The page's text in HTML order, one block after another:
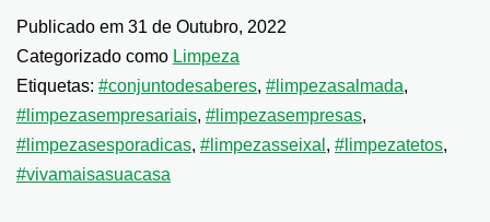
Publicado em 31 de Outubro, 2022
Categorizado como Limpeza
Etiquetas: #conjuntodesaberes, #limpezasalmada,
#limpezasempresariais, #limpezasempresas,
#limpezasesporadicas, #limpezasseixal , #limpezatetos,
#vivamaisasuacasa